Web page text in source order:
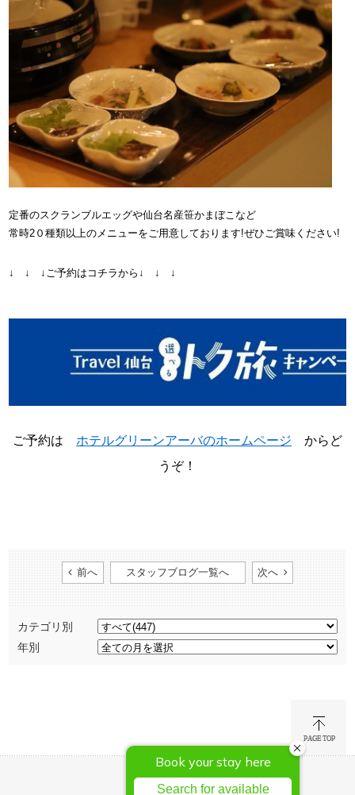
定番のスクランブルエッグや仙台名産笹かまぼこなど
常時2０種類以上のメニューをご用意しております!ぜひご賞味ください!
↓ ↓ ↓ご予約はコチラから↓ ↓ ↓​
ご予約は ホテルグリーンアーバのホームページ からど
うぞ！
前へ スタッフブログ一覧へ 次へ
カテゴリ別
年別